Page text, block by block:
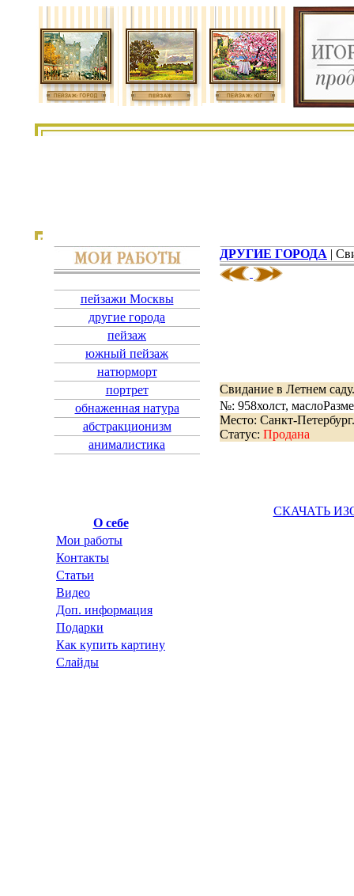
пейзажи Москвы
другие города
пейзаж
южный пейзаж
натюрморт
портрет
обнаженная натура
абстракционизм
анималистика
О себе
Мои работы
Контакты
Статьи
Видео
Доп. информация
Подарки
Как купить картину
Слайды
ДРУГИЕ ГОРОДА |
Свидание в Летнем саду.
№: 958холст, масло
Место: Санкт-Петербург.
Статус: Продана
СКАЧАТЬ